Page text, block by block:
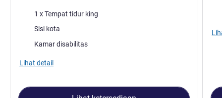
Selimut1 x Tempat tidur king
Pemandangan:
Sisi kota
Kamar disabilitas
Lihat detail